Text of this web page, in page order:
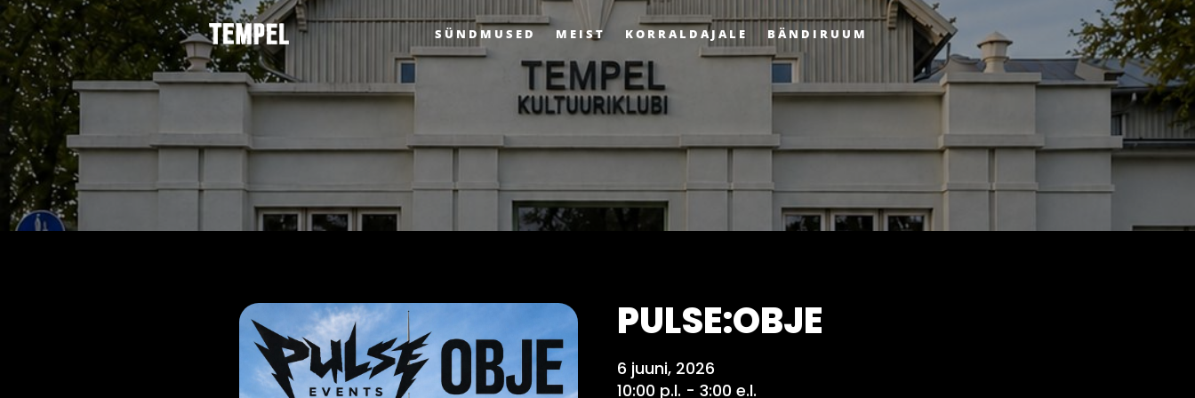
SÜNDMUSED MEIST KORRALDAJALE BÄNDIRUUM
PULSE:OBJE
6 juuni, 2026
10:00 p.l. - 3:00 e.l.